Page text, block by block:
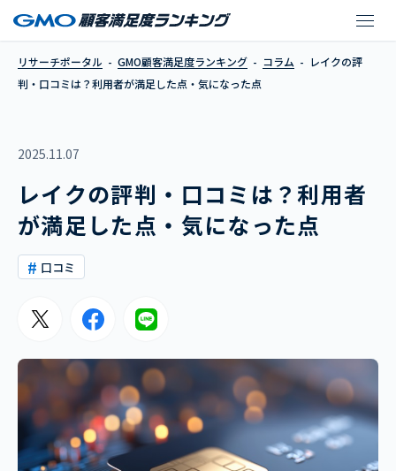
レイクの評判・口コ
リサーチポータル GMO顧客満足度ランキング コラム
レイクの評
判・口コミは？利用者が満足した点・気になった点
2025.11.07
レイクの評判・口コミは？利用者
が満足した点・気になった点
口コミ